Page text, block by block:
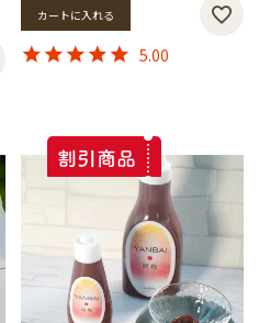
カートに入れる
5.00